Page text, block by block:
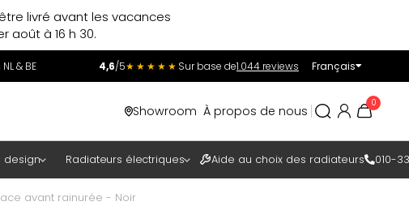
livré avant les vacances
août à 16 h 30.
& BE 4,6/5★★★★★ Sur base de1.044 reviews Français
Showroom À propos de nous
0
design Radiateurs électriques Aide au choix des radiateurs 010-
avant rainurée - Noir